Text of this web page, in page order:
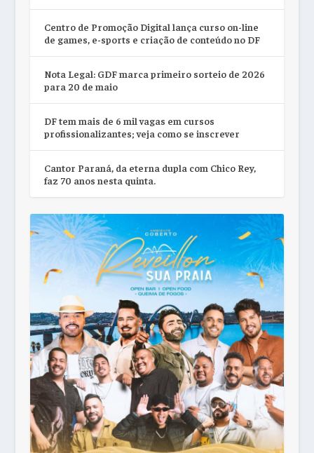
Centro de Promoção Digital lança curso on-line
de games, e-sports e criação de conteúdo no DF
Nota Legal: GDF marca primeiro sorteio de 2026
para 20 de maio
DF tem mais de 6 mil vagas em cursos
profissionalizantes; veja como se inscrever
Cantor Paraná, da eterna dupla com Chico Rey,
faz 70 anos nesta quinta.